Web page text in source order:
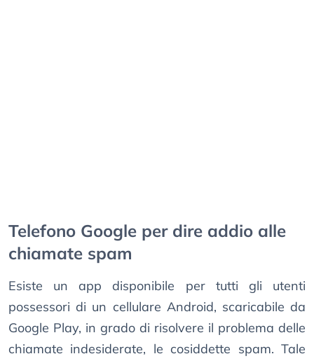
Telefono Google per dire addio alle
chiamate spam
Esiste un app disponibile per tutti gli utenti
possessori di un cellulare Android, scaricabile da
Google Play, in grado di risolvere il problema delle
chiamate indesiderate, le cosiddette spam. Tale